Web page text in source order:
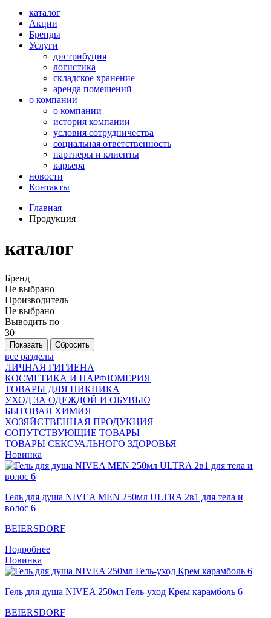
каталог
Акции
Бренды
Услуги
дистрибуция
логистика
складское хранение
аренда помещений
о компании
о компании
история компании
условия сотрудничества
социальная ответственность
партнеры и клиенты
карьера
новости
Контакты
Главная
Продукция
каталог
Бренд
Не выбрано
Производитель
Не выбрано
Выводить по
30
все разделы
ЛИЧНАЯ ГИГИЕНА
КОСМЕТИКА И ПАРФЮМЕРИЯ
ТОВАРЫ ДЛЯ ПИКНИКА
УХОД ЗА ОДЕЖДОЙ И ОБУВЬЮ
БЫТОВАЯ ХИМИЯ
ХОЗЯЙСТВЕННАЯ ПРОДУКЦИЯ
СОПУТСТВУЮЩИЕ ТОВАРЫ
ТОВАРЫ СЕКСУАЛЬНОГО ЗДОРОВЬЯ
Новинка
Гель для душа NIVEA MEN 250мл ULTRA 2в1 для тела и
волос 6
BEIERSDORF
Подробнее
Новинка
Гель для душа NIVEA 250мл Гель-уход Крем карамболь 6
BEIERSDORF